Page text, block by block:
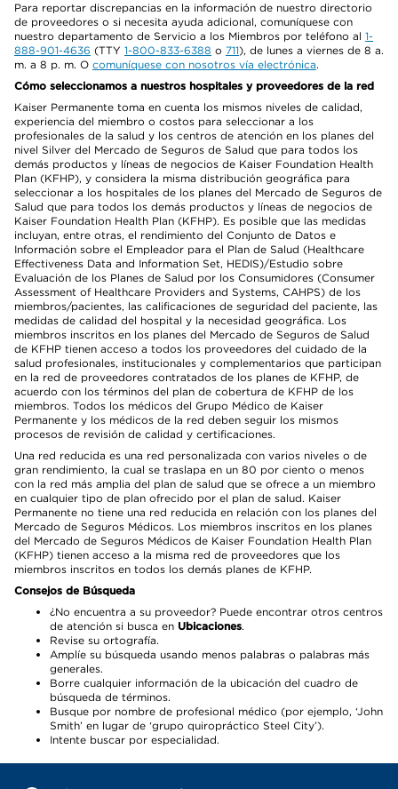
Para reportar discrepancias en la información de nuestro directorio
de proveedores o si necesita ayuda adicional, comuníquese con
nuestro departamento de Servicio a los Miembros por teléfono al 1-
888-901-4636 (TTY 1-800-833-6388 o 711), de lunes a viernes de 8 a.
m. a 8 p. m. O comuníquese con nosotros vía electrónica.
Cómo seleccionamos a nuestros hospitales y proveedores de la red
Kaiser Permanente toma en cuenta los mismos niveles de calidad,
experiencia del miembro o costos para seleccionar a los
profesionales de la salud y los centros de atención en los planes del
nivel Silver del Mercado de Seguros de Salud que para todos los
demás productos y líneas de negocios de Kaiser Foundation Health
Plan (KFHP), y considera la misma distribución geográfica para
seleccionar a los hospitales de los planes del Mercado de Seguros de
Salud que para todos los demás productos y líneas de negocios de
Kaiser Foundation Health Plan (KFHP). Es posible que las medidas
incluyan, entre otras, el rendimiento del Conjunto de Datos e
Información sobre el Empleador para el Plan de Salud (Healthcare
Effectiveness Data and Information Set, HEDIS)/Estudio sobre
Evaluación de los Planes de Salud por los Consumidores (Consumer
Assessment of Healthcare Providers and Systems, CAHPS) de los
miembros/pacientes, las calificaciones de seguridad del paciente, las
medidas de calidad del hospital y la necesidad geográfica. Los
miembros inscritos en los planes del Mercado de Seguros de Salud
de KFHP tienen acceso a todos los proveedores del cuidado de la
salud profesionales, institucionales y complementarios que participan
en la red de proveedores contratados de los planes de KFHP, de
acuerdo con los términos del plan de cobertura de KFHP de los
miembros. Todos los médicos del Grupo Médico de Kaiser
Permanente y los médicos de la red deben seguir los mismos
procesos de revisión de calidad y certificaciones.
Una red reducida es una red personalizada con varios niveles o de
gran rendimiento, la cual se traslapa en un 80 por ciento o menos
con la red más amplia del plan de salud que se ofrece a un miembro
en cualquier tipo de plan ofrecido por el plan de salud. Kaiser
Permanente no tiene una red reducida en relación con los planes del
Mercado de Seguros Médicos. Los miembros inscritos en los planes
del Mercado de Seguros Médicos de Kaiser Foundation Health Plan
(KFHP) tienen acceso a la misma red de proveedores que los
miembros inscritos en todos los demás planes de KFHP.
Consejos de Búsqueda
¿No encuentra a su proveedor? Puede encontrar otros centros
de atención si busca en Ubicaciones.
Revise su ortografía.
Amplíe su búsqueda usando menos palabras o palabras más
generales.
Borre cualquier información de la ubicación del cuadro de
búsqueda de términos.
Busque por nombre de profesional médico (por ejemplo, ‘John
Smith’ en lugar de ‘grupo quiropráctico Steel City’).
Intente buscar por especialidad.